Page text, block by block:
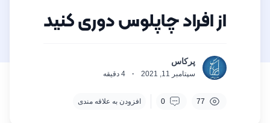
از افراد چاپلوس دوری کنید
پرکاس
سپتامبر 11, 2021 ·
4 دقیقه
77
0 افزودن به علاقه مندی